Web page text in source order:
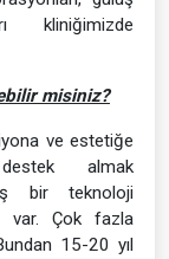
kliniğimizde
misiniz?
ve estetiğe
almak
bir teknoloji
var. Çok fazla
15-20 yıl